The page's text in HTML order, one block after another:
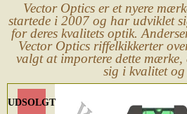
Vector Optics er et nyere
startede i 2007 og har udviklet
for deres kvalitets optik.
Vector Optics riffelkikkerter
valgt at importere dette
sig i kvalitet
UDSOLGT